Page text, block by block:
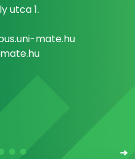
utca 1.
mate.hu